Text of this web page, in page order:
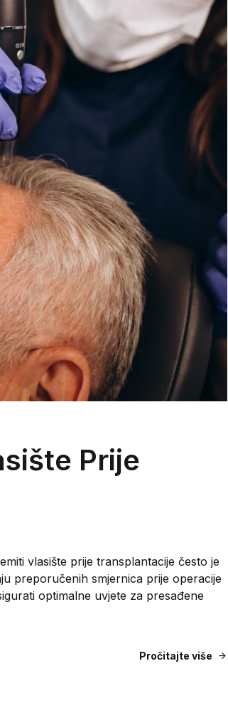
Prije
vlasište prije transplantacije često je
preporučenih smjernica prije operacije
optimalne uvjete za presađene
Pročitajte više